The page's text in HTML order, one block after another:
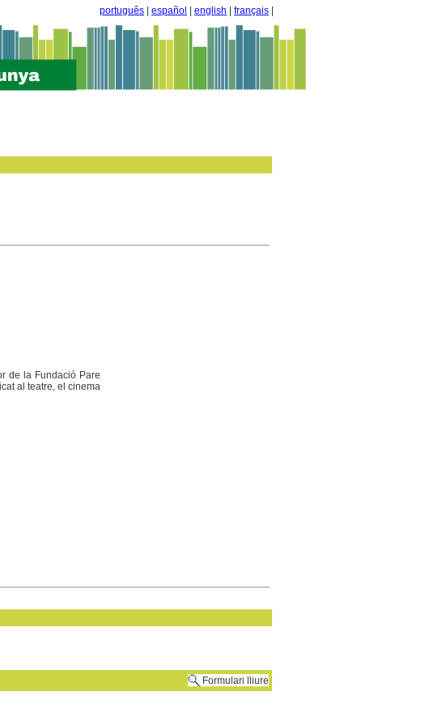
português español english français
de la Fundació Pare
al teatre, el cinema
Formulari lliure